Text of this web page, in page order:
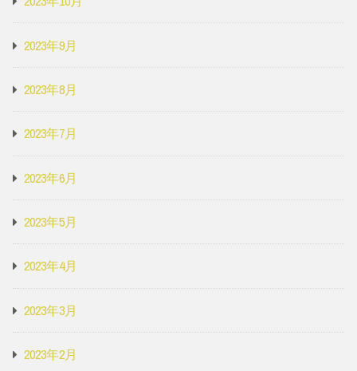
2023年9月
2023年8月
2023年7月
2023年6月
2023年5月
2023年4月
2023年3月
2023年2月